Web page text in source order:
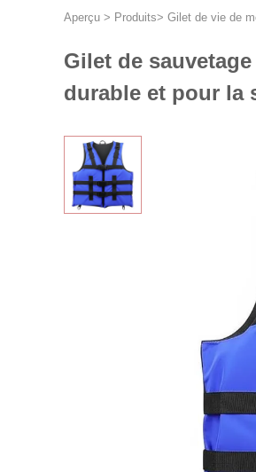
Aperçu > Produits> Gilet de vie de
Gilet de
durable et pour la